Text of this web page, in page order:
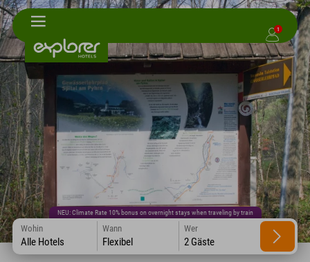
1
NEU: Climate Rate 10% bonus on overnight stays when traveling by train
Wohin
Alle Hotels
Wann
Flexibel
Wer
2 Gäste